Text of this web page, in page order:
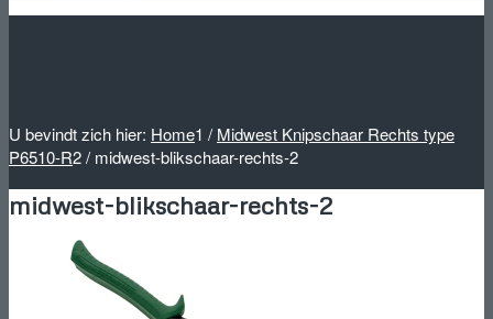
U bevindt zich hier: Home1 / Midwest Knipschaar Rechts type
P6510-R2/ midwest-blikschaar-rechts-2
midwest-blikschaar-rechts-2